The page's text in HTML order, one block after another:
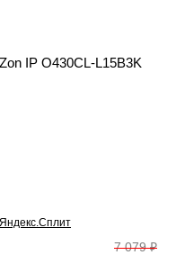
IP O430CL-L15B3K
Яндекс.Сплит
7 079 ₽